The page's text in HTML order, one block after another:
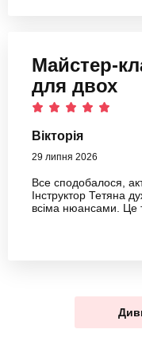
Майстер-
для двох
Вікторія
29 липня 2026
Все сподобалося,
Інструктор Тетяна
всіма нюансами. Це